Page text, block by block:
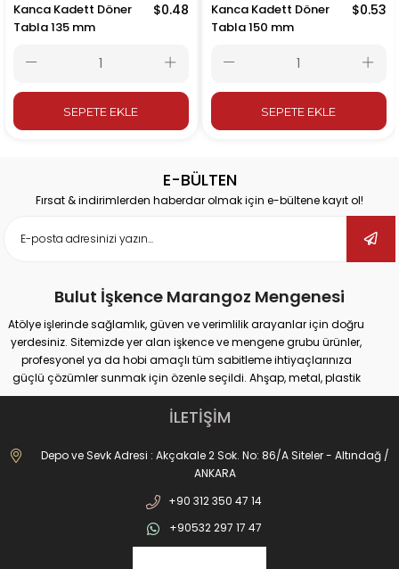
Kanca Kadett Döner
Tabla 135 mm
$0.48
SEPETE EKLE
Kanca Kadett Döner
Tabla 150 mm
$0.53
SEPETE EKLE
E-BÜLTEN
Fırsat & indirimlerden haberdar olmak için e-bültene kayıt ol!
Bulut İşkence Marangoz Mengenesi
Atölye işlerinde sağlamlık, güven ve verimlilik arayanlar için doğru
yerdesiniz. Sitemizde yer alan işkence ve mengene grubu ürünler,
profesyonel ya da hobi amaçlı tüm sabitleme ihtiyaçlarınıza
güçlü çözümler sunmak için özenle seçildi. Ahşap, metal, plastik
gibi farklı yüzeylerde güvenli tutuş sağlayan ürünlerimiz;
marangozluk, kaynak, delme, montaj ve tamir gibi pek çok alanda
maksimum performans vadediyor.
İster büyük ölçekli sanayi tipi işler yapıyor olun, ister evde basit
onarımlar; doğru işkence ve mengeneyle hem iş güvenliğinizi
işkencelerden matkap mengenelerine, ray işkencelerinden kazancı
işkencesine kadar geniş ürün gamımızda her kullanım alanına
uygun alternatifler bulabilirsiniz. Hızlı açılır kapanır sistemler, kanca
İLETİŞİM
Depo ve Sevk Adresi : Akçakale 2 Sok. No: 86/A Siteler - Altındağ /
ANKARA
+90 312 350 47 14
+90532 297 17 47